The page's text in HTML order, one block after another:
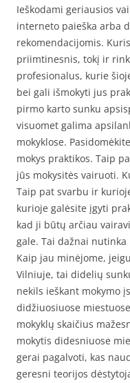
Ieškodami geriausios
interneto paieška arba
rekomendacijomis.
priimtinesnis, tokį ir
profesionalus, kurie
bei gali išmokyti jus
pirmo karto sunku
visuomet galima
mokyklose.
mokys praktikos. Taip
jūs mokysitės vairuoti.
Taip pat svarbu ir
kurioje galėsite įgyti
kad ji būtų arčiau
gale. Tai dažnai
Kaip jau minėjome,
Vilniuje, tai didelių
nekils ieškant mokymo
didžiuosiuose
mokyklų skaičius
mokytis didesniuose
gerai pagalvoti, kas
geresni teorijos